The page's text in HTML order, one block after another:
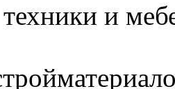
техники и